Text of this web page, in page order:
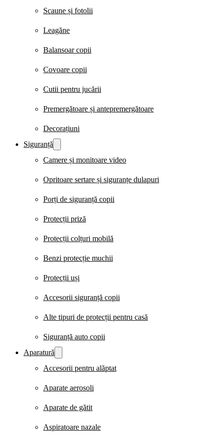
Scaune și fotolii
Leagăne
Balansoar copii
Covoare copii
Cutii pentru jucării
Premergătoare și antepremergătoare
Decorațiuni
Siguranță
Camere și monitoare video
Opritoare sertare și siguranțe dulapuri
Porți de siguranță copii
Protecții priză
Protecții colțuri mobilă
Benzi protecție muchii
Protecții uși
Accesorii siguranță copii
Alte tipuri de protecții pentru casă
Siguranță auto copii
Aparatură
Accesorii pentru alăptat
Aparate aerosoli
Aparate de gătit
Aspiratoare nazale